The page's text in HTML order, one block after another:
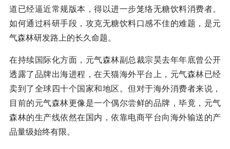
道已经逼近常规版本，得以进一步笼络无糖饮料消费者。
如何通过科研手段，攻克无糖饮料口感不佳的难题，是元
气森林研发路上的长久命题。
在持续国际化方面，元气森林副总裁宗昊去年年底曾公开
透露了品牌出海进程，在天猫海外平台上，元气森林已经
卖到了全球四十个国家和地区。但对于海外消费者来说，
目前的元气森林更像是一个偶尔尝鲜的品牌，毕竟，元气
森林的生产线依然在国内，依靠电商平台向海外输送的产
品量级始终有限。